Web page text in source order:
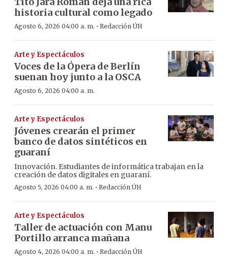
historia cultural como legado
Agosto 6, 2026 04:00 a. m. · Redacción ÚH
Arte y Espectáculos
Voces de la Ópera de Berlín
suenan hoy junto a la OSCA
Agosto 6, 2026 04:00 a. m.
Arte y Espectáculos
Jóvenes crearán el primer
banco de datos sintéticos en
guaraní
Innovación. Estudiantes de informática trabajan en la
creación de datos digitales en guaraní.
Agosto 5, 2026 04:00 a. m. · Redacción ÚH
Arte y Espectáculos
Taller de actuación con Manu
Portillo arranca mañana
Agosto 4, 2026 04:00 a. m. · Redacción ÚH